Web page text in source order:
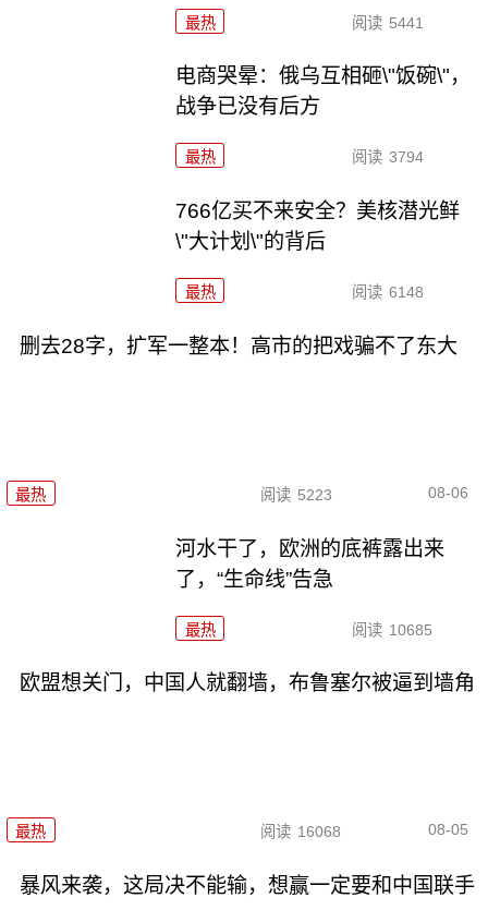
最热 阅读 5441
电商哭晕：俄乌互相砸\"饭碗\"，
战争已没有后方
最热 阅读 3794
766亿买不来安全？美核潜光鲜
\"大计划\"的背后
最热 阅读 6148
删去28字，扩军一整本！高市的把戏骗不了东大
最热 阅读 5223 08-06
河水干了，欧洲的底裤露出来
了，“生命线”告急
最热 阅读 10685
欧盟想关门，中国人就翻墙，布鲁塞尔被逼到墙角
最热 阅读 16068 08-05
暴风来袭，这局决不能输，想赢一定要和中国联手